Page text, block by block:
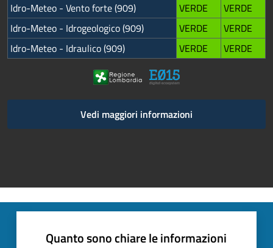
Idro-Meteo - Vento forte (909)
VERDE
VERDE
Idro-Meteo - Idrogeologico (909)
VERDE
VERDE
Idro-Meteo - Idraulico (909)
VERDE VERDE
Vedi maggiori informazioni
Quanto sono chiare le informazioni